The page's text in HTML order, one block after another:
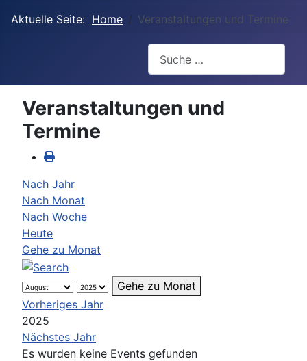
Aktuelle Seite: Home Veranstaltungen und Termine
Veranstaltungen und
Termine
Nach Jahr
Nach Monat
Nach Woche
Heute
Gehe zu Monat
Gehe zu Monat
Vorheriges Jahr
2025
Nächstes Jahr
Es wurden keine Events gefunden